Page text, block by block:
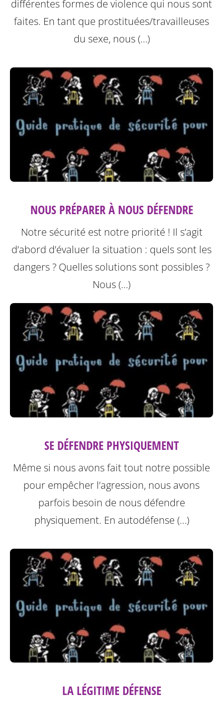
différentes formes de violence qui nous sont
faites. En tant que prostituées/travailleuses
du sexe, nous (…)
NOUS PRÉPARER À NOUS DÉFENDRE
Notre sécurité est notre priorité ! Il s’agit
d’abord d’évaluer la situation : quels sont les
dangers ? Quelles solutions sont possibles ?
Nous (…)
SE DÉFENDRE PHYSIQUEMENT
Même si nous avons fait tout notre possible
pour empêcher l’agression, nous avons
parfois besoin de nous défendre
physiquement. En autodéfense (…)
LA LÉGITIME DÉFENSE